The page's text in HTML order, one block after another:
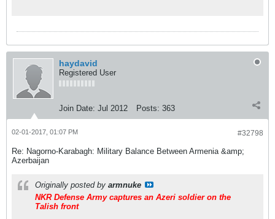
haydavid
Registered User
Join Date: Jul 2012 Posts: 363
#32798
02-01-2017, 01:07 PM
Re: Nagorno-Karabagh: Military Balance Between Armenia &amp;
Azerbaijan
Originally posted by armnuke
NKR Defense Army captures an Azeri soldier on the
Talish front